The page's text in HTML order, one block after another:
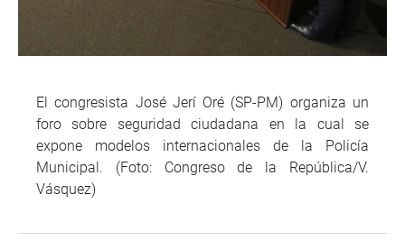
El congresista José Jerí Oré (SP-PM) organiza un
foro sobre seguridad ciudadana en la cual se
expone modelos internacionales de la Policía
Municipal. (Foto: Congreso de la República/V.
Vásquez)